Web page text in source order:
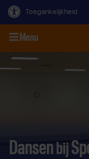
Toegankelijkheid
Menu
Dansen bij